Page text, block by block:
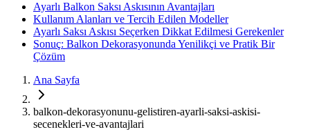
Ayarlı Balkon Saksı Askısının Avantajları
Kullanım Alanları ve Tercih Edilen Modeller
Ayarlı Saksı Askısı Seçerken Dikkat Edilmesi Gerekenler
Sonuç: Balkon Dekorasyonunda Yenilikçi ve Pratik Bir
Çözüm
Ana Sayfa
balkon-dekorasyonunu-gelistiren-ayarli-saksi-askisi-
secenekleri-ve-avantajlari